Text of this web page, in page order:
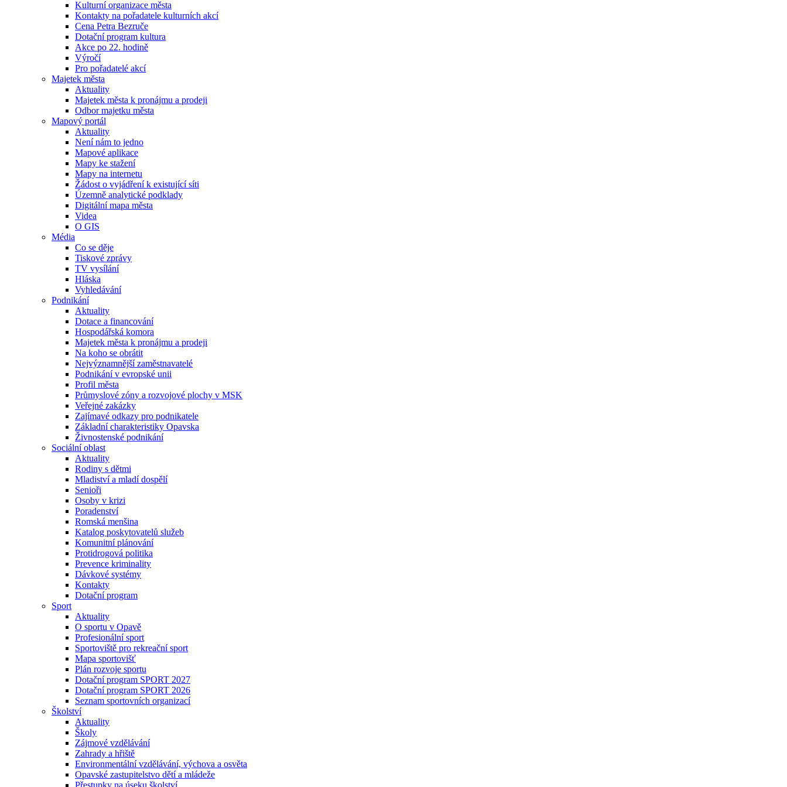
Kulturní organizace města
Kontakty na pořadatele kulturních akcí
Cena Petra Bezruče
Dotační program kultura
Akce po 22. hodině
Výročí
Pro pořadatelé akcí
Majetek města
Aktuality
Majetek města k pronájmu a prodeji
Odbor majetku města
Mapový portál
Aktuality
Není nám to jedno
Mapové aplikace
Mapy ke stažení
Mapy na internetu
Žádost o vyjádření k existující síti
Územně analytické podklady
Digitální mapa města
Videa
O GIS
Média
Co se děje
Tiskové zprávy
TV vysílání
Hláska
Vyhledávání
Podnikání
Aktuality
Dotace a financování
Hospodářská komora
Majetek města k pronájmu a prodeji
Na koho se obrátit
Nejvýznamnější zaměstnavatelé
Podnikání v evropské unii
Profil města
Průmyslové zóny a rozvojové plochy v MSK
Veřejné zakázky
Zajímavé odkazy pro podnikatele
Základní charakteristiky Opavska
Živnostenské podnikání
Sociální oblast
Aktuality
Rodiny s dětmi
Mladiství a mladí dospělí
Senioři
Osoby v krizi
Poradenství
Romská menšina
Katalog poskytovatelů služeb
Komunitní plánování
Protidrogová politika
Prevence kriminality
Dávkové systémy
Kontakty
Dotační program
Sport
Aktuality
O sportu v Opavě
Profesionální sport
Sportoviště pro rekreační sport
Mapa sportovišť
Plán rozvoje sportu
Dotační program SPORT 2027
Dotační program SPORT 2026
Seznam sportovních organizací
Školství
Aktuality
Školy
Zájmové vzdělávání
Zahrady a hřiště
Environmentální vzdělávání, výchova a osvěta
Opavské zastupitelstvo dětí a mládeže